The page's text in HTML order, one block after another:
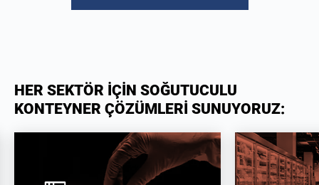
HER SEKTÖR İÇİN SOĞUTUCULU
KONTEYNER ÇÖZÜMLERİ SUNUYORUZ: